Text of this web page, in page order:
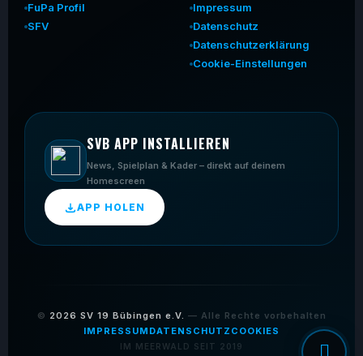
FuPa Profil
SFV
Impressum
Datenschutz
Datenschutzerklärung
Cookie-Einstellungen
SVB APP INSTALLIEREN
News, Spielplan & Kader – direkt auf deinem
Homescreen
APP HOLEN
© 2026 SV 19 Bübingen e.V. — Alle Rechte vorbehalten
IMPRESSUM DATENSCHUTZ COOKIES
IM MEERWALD SEIT 2019